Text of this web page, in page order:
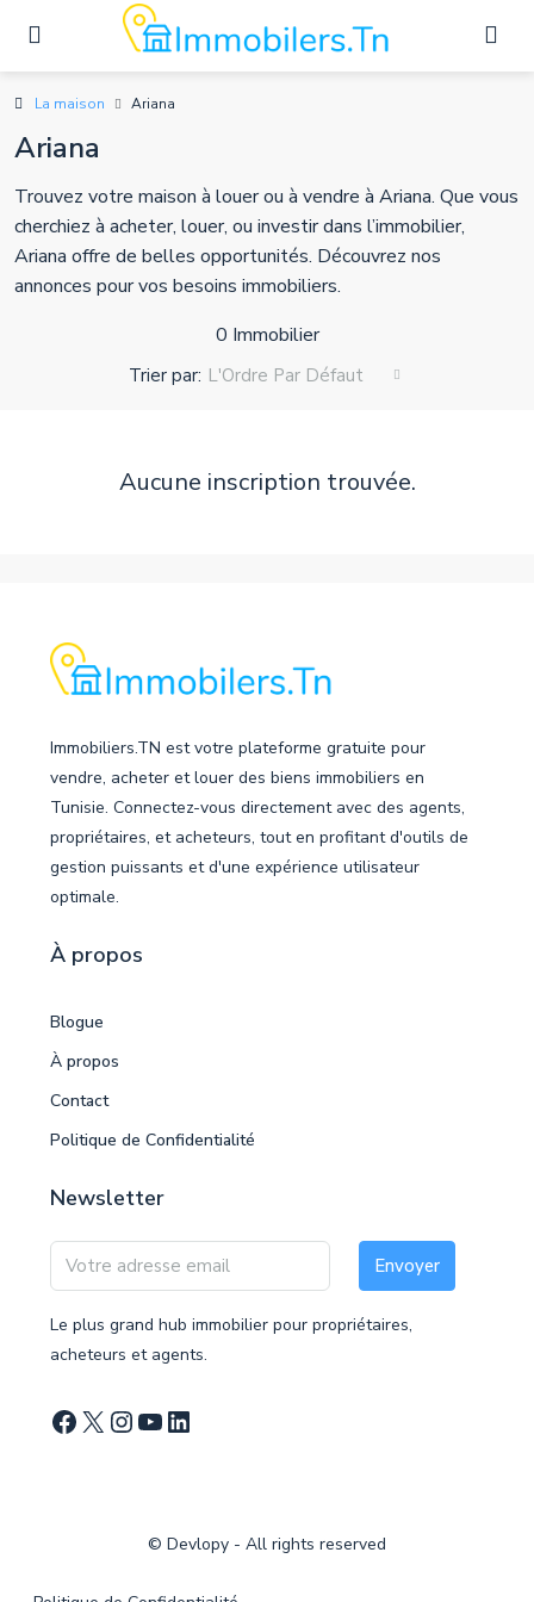
La maison Ariana
Ariana
Trouvez votre maison à louer ou à vendre à Ariana. Que vous
cherchiez à acheter, louer, ou investir dans l’immobilier,
Ariana offre de belles opportunités. Découvrez nos
annonces pour vos besoins immobiliers.
0 Immobilier
Trier par: L'Ordre Par Défaut
Aucune inscription trouvée.
Immobiliers.TN est votre plateforme gratuite pour
vendre, acheter et louer des biens immobiliers en
Tunisie. Connectez-vous directement avec des agents,
propriétaires, et acheteurs, tout en profitant d'outils de
gestion puissants et d'une expérience utilisateur
optimale.
À propos
Blogue
À propos
Contact
Politique de Confidentialité
Newsletter
Envoyer
Le plus grand hub immobilier pour propriétaires,
acheteurs et agents.
© Devlopy - All rights reserved